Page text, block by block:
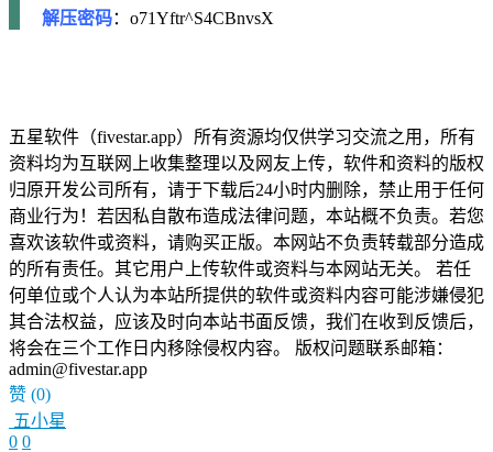
解压密码：o71Yftr^S4CBnvsX
五星软件（fivestar.app）所有资源均仅供学习交流之用，所有
资料均为互联网上收集整理以及网友上传，软件和资料的版权
归原开发公司所有，请于下载后24小时内删除，禁止用于任何
商业行为！若因私自散布造成法律问题，本站概不负责。若您
喜欢该软件或资料，请购买正版。本网站不负责转载部分造成
的所有责任。其它用户上传软件或资料与本网站无关。 若任
何单位或个人认为本站所提供的软件或资料内容可能涉嫌侵犯
其合法权益，应该及时向本站书面反馈，我们在收到反馈后，
将会在三个工作日内移除侵权内容。 版权问题联系邮箱：
admin@fivestar.app
赞 (0)
五小星
0 0